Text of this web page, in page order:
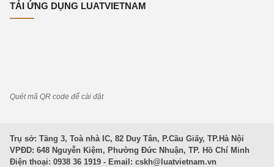
TẢI ỨNG DỤNG LUATVIETNAM
Quét mã QR code để cài đặt
Trụ sở: Tầng 3, Toà nhà IC, 82 Duy Tân, P.Cầu Giấy, TP.Hà Nội
VPĐD: 648 Nguyễn Kiệm, Phường Đức Nhuận, TP. Hồ Chí Minh
Điện thoại: 0938 36 1919 - Email: cskh@luatvietnam.vn